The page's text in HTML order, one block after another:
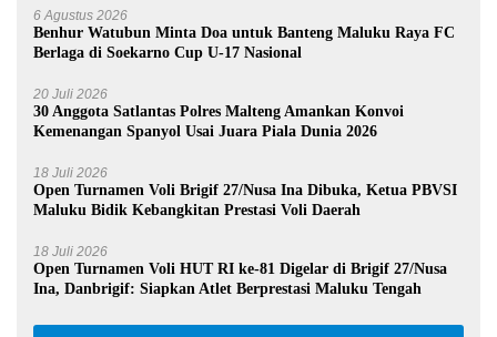
6 Agustus 2026
Benhur Watubun Minta Doa untuk Banteng Maluku Raya FC
Berlaga di Soekarno Cup U-17 Nasional
20 Juli 2026
30 Anggota Satlantas Polres Malteng Amankan Konvoi
Kemenangan Spanyol Usai Juara Piala Dunia 2026
18 Juli 2026
Open Turnamen Voli Brigif 27/Nusa Ina Dibuka, Ketua PBVSI
Maluku Bidik Kebangkitan Prestasi Voli Daerah
18 Juli 2026
Open Turnamen Voli HUT RI ke-81 Digelar di Brigif 27/Nusa
Ina, Danbrigif: Siapkan Atlet Berprestasi Maluku Tengah